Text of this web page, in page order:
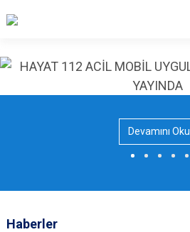
Devamını Oku
Haberler